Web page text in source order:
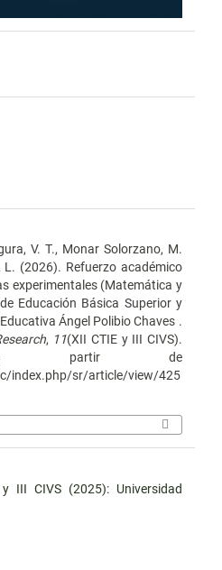
V. T., Monar Solorzano, M.
L. (2026). Refuerzo académico
experimentales (Matemática y
Educación Básica Superior y
Ángel Polibio Chaves .
, 11(XII CTIE y III CIVS).
a partir de
index.php/sr/article/view/425
III CIVS (2025): Universidad